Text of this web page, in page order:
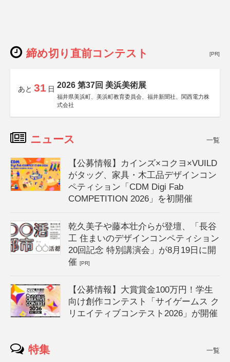
締め切り直前コンテスト [PR]
あと 31 日 2026 第37回 美浜美術展
福井県美浜町、美浜町教育委員会、福井新聞社、関西電力株
式会社
ニュース 一覧
【公募情報】カインズ×コクヨ×VUILD
がタッグ、家具・木工品デザインコン
ペティション「CDM Digi Fab
COMPETITION 2026」を初開催
乾久美子や藤本壮介らが登壇、「長谷
工 住まいのデザインコンペティション
20回記念 特別講演会」が8月19日に開
催[PR]
【公募情報】大賞賞金100万円！学生
向け創作コンテスト「サイゲームス ク
リエイティブコンテスト2026」が開催
特集 一覧